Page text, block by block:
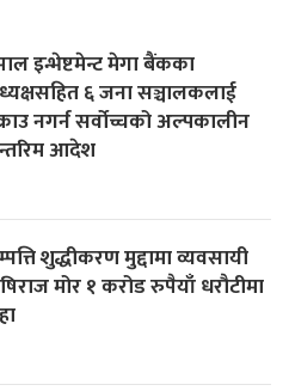
इन्भेष्टमेन्ट मेगा बैंकका
६ जना सञ्चालकलाई
नगर्न सर्वोच्चको अल्पकालीन
आदेश
शुद्धीकरण मुद्दामा व्यवसायी
मोर १ करोड रुपैयाँ धरौटीमा